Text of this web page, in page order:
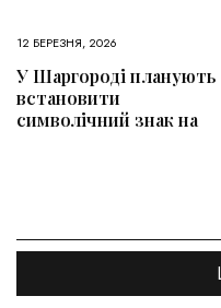
12 БЕРЕЗНЯ, 2026
У Шаргороді планують
встановити
символічний знак на